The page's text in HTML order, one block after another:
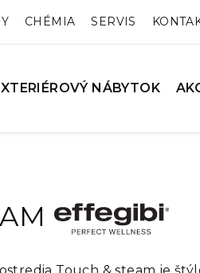
CHÉMIA SERVIS
NÁBYTOK